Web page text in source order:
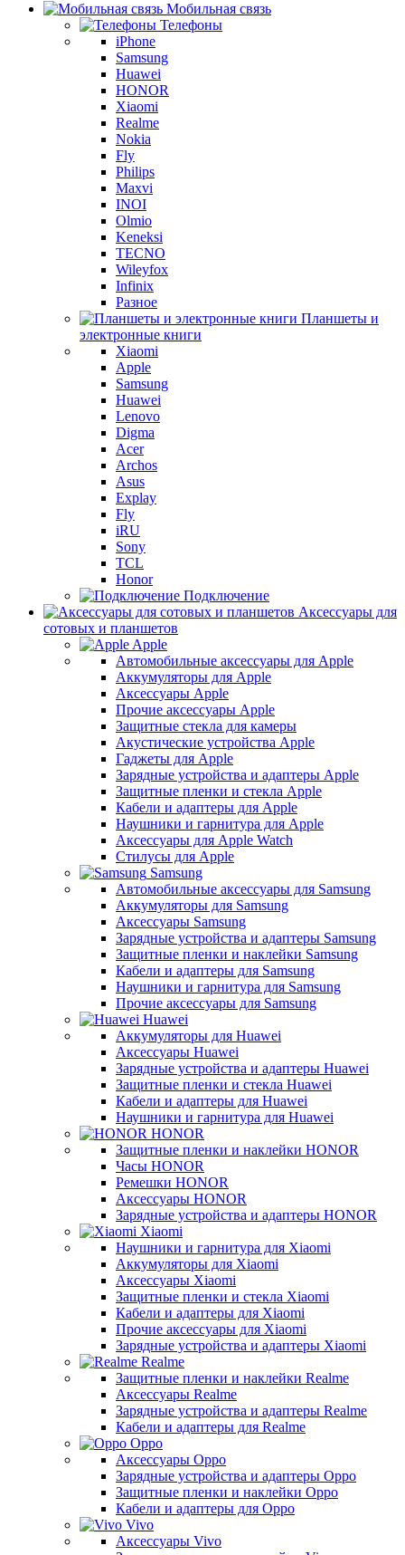
Мобильная связь
Телефоны
iPhone
Samsung
Huawei
HONOR
Xiaomi
Realme
Nokia
Fly
Philips
Maxvi
INOI
Olmio
Keneksi
TECNO
Wileyfox
Infinix
Разное
Планшеты и
электронные книги
Xiaomi
Apple
Samsung
Huawei
Lenovo
Digma
Acer
Archos
Asus
Explay
Fly
iRU
Sony
TCL
Honor
Подключение
Аксессуары для
сотовых и планшетов
Apple
Автомобильные аксессуары для Apple
Аккумуляторы для Apple
Аксессуары Apple
Прочие аксессуары Apple
Защитные стекла для камеры
Акустические устройства Apple
Гаджеты для Apple
Зарядные устройства и адаптеры Apple
Защитные пленки и стекла Apple
Кабели и адаптеры для Apple
Наушники и гарнитура для Apple
Аксессуары для Apple Watch
Стилусы для Apple
Samsung
Автомобильные аксессуары для Samsung
Аккумуляторы для Samsung
Аксессуары Samsung
Зарядные устройства и адаптеры Samsung
Защитные пленки и наклейки Samsung
Кабели и адаптеры для Samsung
Наушники и гарнитура для Samsung
Прочие аксессуары для Samsung
Huawei
Аккумуляторы для Huawei
Аксессуары Huawei
Зарядные устройства и адаптеры Huawei
Защитные пленки и стекла Huawei
Кабели и адаптеры для Huawei
Наушники и гарнитура для Huawei
HONOR
Защитные пленки и наклейки HONOR
Часы HONOR
Ремешки HONOR
Аксессуары HONOR
Зарядные устройства и адаптеры HONOR
Xiaomi
Наушники и гарнитура для Xiaomi
Аккумуляторы для Xiaomi
Аксессуары Xiaomi
Защитные пленки и стекла Xiaomi
Кабели и адаптеры для Xiaomi
Прочие аксессуары для Xiaomi
Зарядные устройства и адаптеры Xiaomi
Realme
Защитные пленки и наклейки Realme
Аксессуары Realme
Зарядные устройства и адаптеры Realme
Кабели и адаптеры для Realme
Oppo
Аксессуары Oppo
Зарядные устройства и адаптеры Oppo
Защитные пленки и наклейки Oppo
Кабели и адаптеры для Oppo
Vivo
Аксессуары Vivo